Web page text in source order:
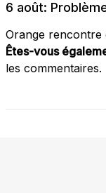
6 août:
Orange rencontre
Êtes-vous
les commentaires.